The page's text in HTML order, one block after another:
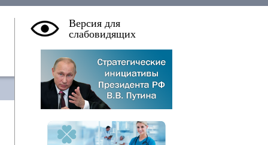
Версия для
слабовидящих